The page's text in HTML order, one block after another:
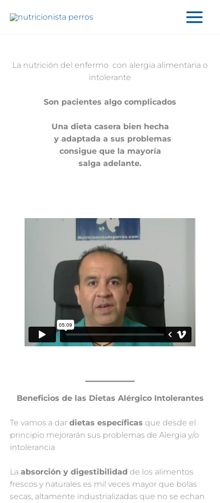
La nutrición del enfermo con alergia alimentaria o
intolerante
Son pacientes algo complicados
Una dieta casera bien hecha
y adaptada a sus problemas
consigue que la mayoría
salga adelante.
Beneficios de las Dietas Alérgico Intolerantes
Te vamos a dar dietas específicas que desde el
principio mejorarán sus problemas de Alergia y/o
intolerancia
La absorción y digestibilidad de los alimentos
frescos y naturales es mil veces mayor que bolas
secas, altamente industrializadas que no se echan